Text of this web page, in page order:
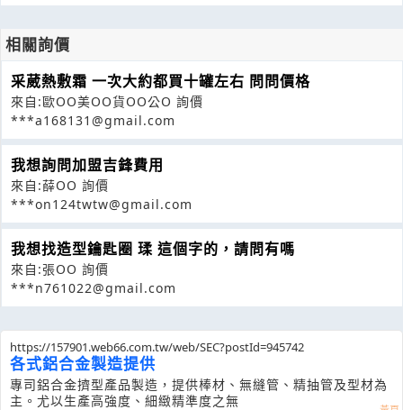
相關詢價
采葳熱敷霜 一次大約都買十罐左右 問問價格
來自:歐OO美OO貨OO公O 詢價
***a168131@gmail.com
我想詢問加盟吉鋒費用
來自:薛OO 詢價
***on124twtw@gmail.com
我想找造型鑰匙圈 瑈 這個字的，請問有嗎
來自:張OO 詢價
***n761022@gmail.com
https://157901.web66.com.tw/web/SEC?postId=945742
各式鋁合金製造提供
專司鋁合金擠型產品製造，提供棒材、無縫管、精抽管及型材為
主。尤以生產高強度、細緻精準度之無